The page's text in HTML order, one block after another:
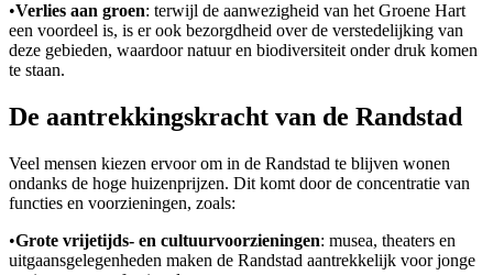
•Verlies aan groen: terwijl de aanwezigheid van het Groene Hart
een voordeel is, is er ook bezorgdheid over de verstedelijking van
deze gebieden, waardoor natuur en biodiversiteit onder druk komen
te staan.
De aantrekkingskracht van de Randstad
Veel mensen kiezen ervoor om in de Randstad te blijven wonen
ondanks de hoge huizenprijzen. Dit komt door de concentratie van
functies en voorzieningen, zoals:
•Grote vrijetijds- en cultuurvoorzieningen: musea, theaters en
uitgaansgelegenheden maken de Randstad aantrekkelijk voor jonge